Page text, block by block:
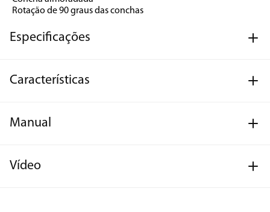
Rotação de 90 graus das conchas
Especificações
Características
Manual
Vídeo